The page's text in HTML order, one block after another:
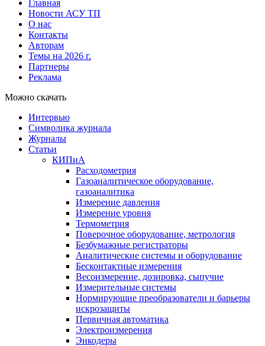
Главная
Новости АСУ ТП
О нас
Контакты
Авторам
Темы на 2026 г.
Партнеры
Реклама
Можно скачать
Интервью
Символика журнала
Журналы
Статьи
КИПиА
Расходометрия
Газоаналитическое оборудование,
газоаналитика
Измерение давления
Измерение уровня
Термометрия
Поверочное оборудование, метрология
Безбумажные регистраторы
Аналитические системы и оборудование
Бесконтактные измерения
Весоизмерение, дозировка, сыпучие
Измерительные системы
Нормирующие преобразователи и барьеры
искрозащиты
Первичная автоматика
Электроизмерения
Энкодеры